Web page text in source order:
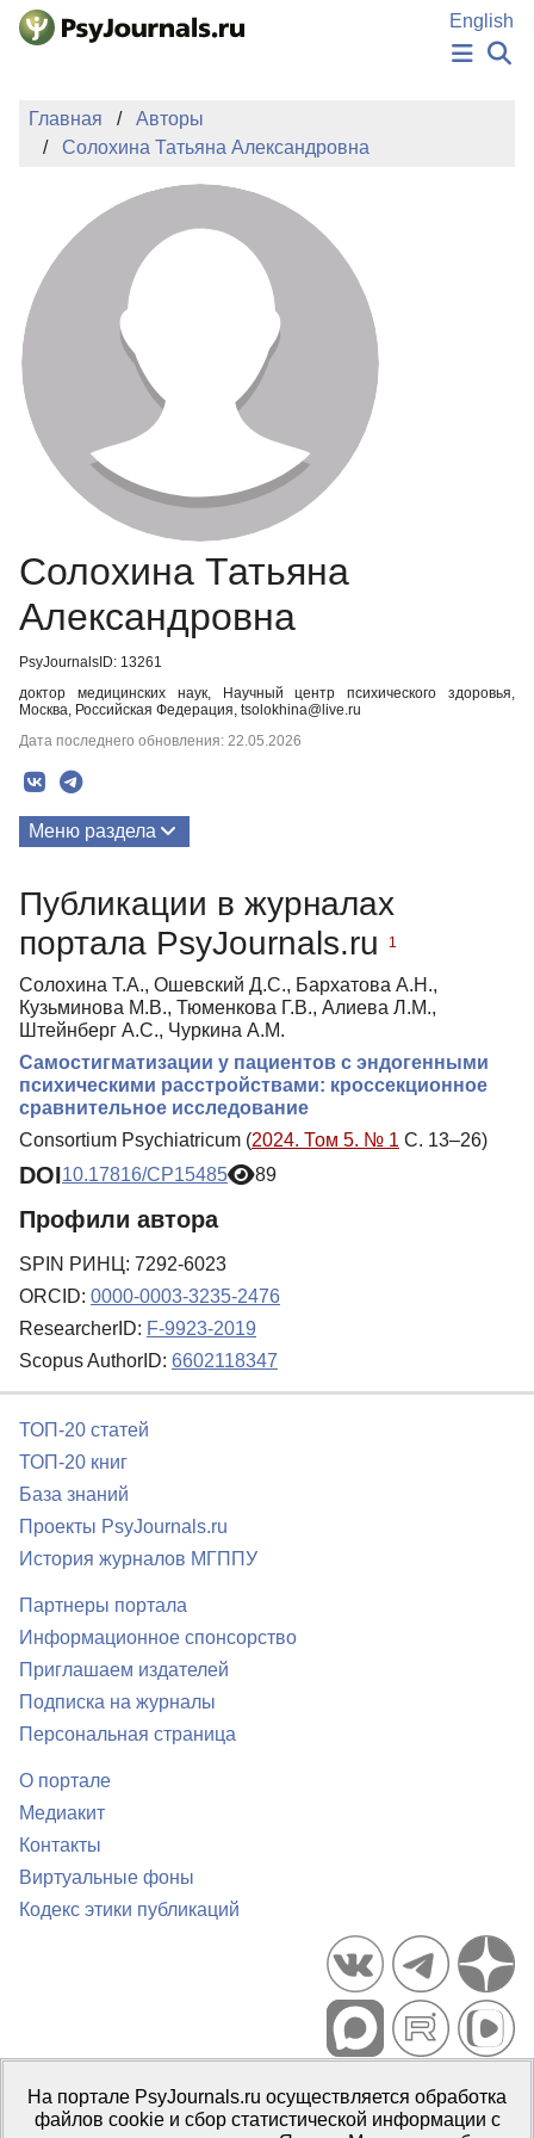
Перейти к основному содержанию
English
ИЗДАНИЯ
АВТОРЫ
ПОДАТЬ РУКОПИСЬ
БАЗА ЗНАНИЙ
КЛЮЧЕВЫЕ СЛОВА
Регистрация
Главная
Авторы
Солохина Татьяна Александровна
Солохина Татьяна
Александровна
PsyJournalsID: 13261
доктор медицинских наук, Научный центр психического здоровья,
Москва, Российская Федерация, tsolokhina@live.ru
Дата последнего обновления: 22.05.2026
Меню раздела
Публикации в журналах
портала PsyJournals.ru
1
Солохина Т.А., Ошевский Д.С., Бархатова А.Н.,
Кузьминова М.В., Тюменкова Г.В., Алиева Л.М.,
Штейнберг А.С., Чуркина А.М.
Самостигматизации у пациентов с эндогенными
психическими расстройствами: кроссекционное
сравнительное исследование
Consortium Psychiatricum (2024. Том 5. № 1 С. 13–26)
DOI10.17816/CP15485 89
Профили автора
SPIN РИНЦ: 7292-6023
ORCID: 0000-0003-3235-2476
ResearcherID: F-9923-2019
Scopus AuthorID: 6602118347
ТОП-20 статей
ТОП-20 книг
База знаний
Проекты PsyJournals.ru
История журналов МГППУ
Партнеры портала
Информационное спонсорство
Приглашаем издателей
Подписка на журналы
Персональная страница
О портале
Медиакит
Контакты
Виртуальные фоны
Кодекс этики публикаций
Портал психологических изданий PsyJournals.ru, 2007–2026
Правила использования материалов
На портале PsyJournals.ru осуществляется обработка
файлов cookie и сбор статистической информации с